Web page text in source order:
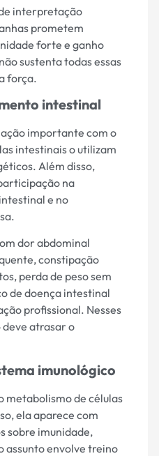
interpretação
prometem
forte e ganho
sustenta todas essas
força.
intestinal
importante com o
intestinais o utilizam
Além disso,
na
e no
dor abdominal
constipação
perda de peso sem
de doença intestinal
profissional. Nesses
deve atrasar o
imunológico
metabolismo de células
ela aparece com
sobre imunidade,
assunto envolve treino